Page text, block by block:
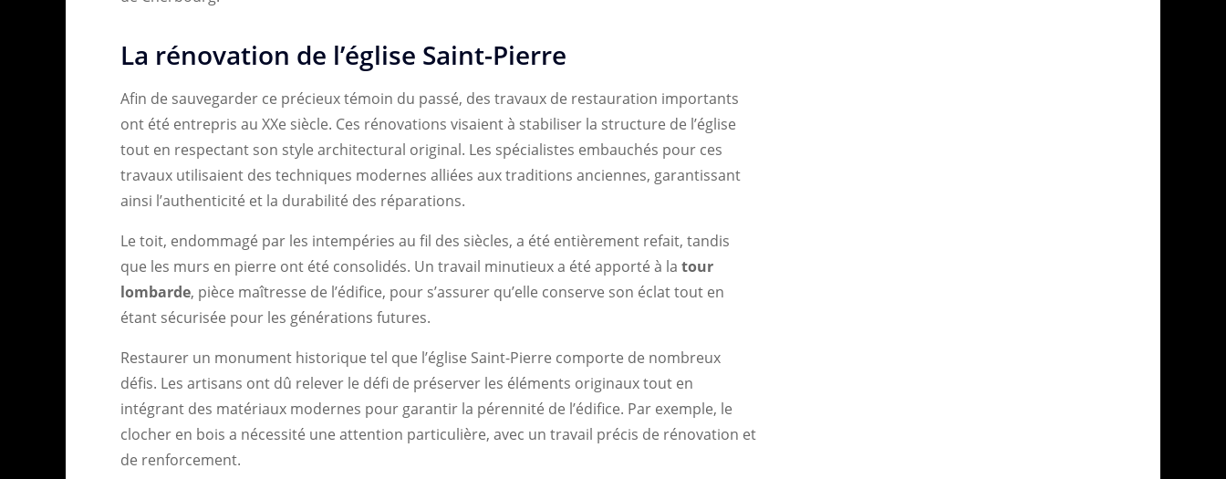
La rénovation de l’église Saint-Pierre
Afin de sauvegarder ce précieux témoin du passé, des travaux de restauration importants
ont été entrepris au XXe siècle. Ces rénovations visaient à stabiliser la structure de l’église
tout en respectant son style architectural original. Les spécialistes embauchés pour ces
travaux utilisaient des techniques modernes alliées aux traditions anciennes, garantissant
ainsi l’authenticité et la durabilité des réparations.
Le toit, endommagé par les intempéries au fil des siècles, a été entièrement refait, tandis
que les murs en pierre ont été consolidés. Un travail minutieux a été apporté à la tour
lombarde, pièce maîtresse de l’édifice, pour s’assurer qu’elle conserve son éclat tout en
étant sécurisée pour les générations futures.
Restaurer un monument historique tel que l’église Saint-Pierre comporte de nombreux
défis. Les artisans ont dû relever le défi de préserver les éléments originaux tout en
intégrant des matériaux modernes pour garantir la pérennité de l’édifice. Par exemple, le
clocher en bois a nécessité une attention particulière, avec un travail précis de rénovation et
de renforcement.